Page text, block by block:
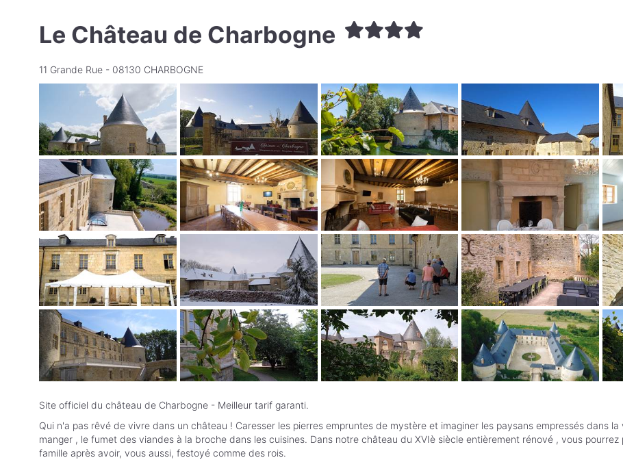
Le Château de Charbogne
11 Grande Rue - 08130 CHARBOGNE
Site officiel du château de Charbogne - Meilleur tarif garanti.
Qui n'a pas rêvé de vivre dans un château ! Caresser les pierres empruntes de mystère et imaginer les paysans empressés dans
manger , le fumet des viandes à la broche dans les cuisines. Dans notre château du XVIè siècle entièrement rénové , vous
famille après avoir, vous aussi, festoyé comme des rois.